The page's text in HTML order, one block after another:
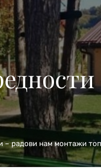
– радови нам монтажи